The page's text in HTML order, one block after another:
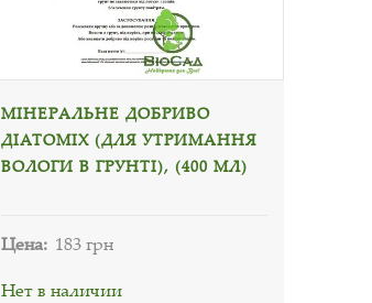
МІНЕРАЛЬНЕ ДОБРИВО
ДІАТОМІХ (ДЛЯ УТРИМАННЯ
ВОЛОГИ В ГРУНТІ), (400 МЛ)
Цена: 183 грн
Нет в наличии